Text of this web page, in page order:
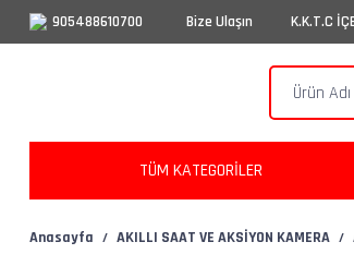
905488610700 Bize Ulaşın K.K.T.C
TÜM KATEGORİLER
Anasayfa AKILLI SAAT VE AKSİYON KAMERA